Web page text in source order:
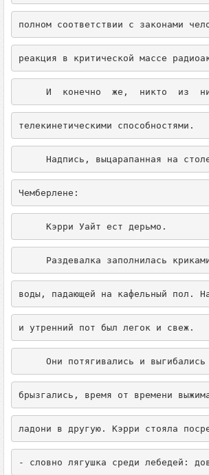
полном соответствии с законами
реакция в критической массе
И  конечно  же,  никто  из  них
телекинетическими способностями.
Надпись, выцарапанная на столе
Чемберлене:
Кэрри Уайт ест дерьмо.
Раздевалка заполнилась
воды, падающей на кафельный пол.
и утренний пот был легок и свеж.
Они потягивались и выгибались
брызгались, время от времени
ладони в другую. Кэрри стояла
- словно лягушка среди лебедей: